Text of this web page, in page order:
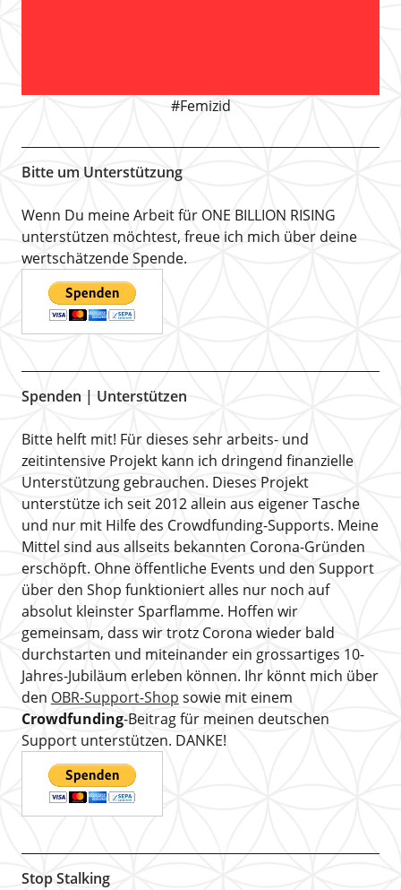
#Femizid
Bitte um Unterstützung
Wenn Du meine Arbeit für ONE BILLION RISING
unterstützen möchtest, freue ich mich über deine
wertschätzende Spende.
Spenden | Unterstützen
Bitte helft mit! Für dieses sehr arbeits- und
zeitintensive Projekt kann ich dringend finanzielle
Unterstützung gebrauchen. Dieses Projekt
unterstütze ich seit 2012 allein aus eigener Tasche
und nur mit Hilfe des Crowdfunding-Supports. Meine
Mittel sind aus allseits bekannten Corona-Gründen
erschöpft. Ohne öffentliche Events und den Support
über den Shop funktioniert alles nur noch auf
absolut kleinster Sparflamme. Hoffen wir
gemeinsam, dass wir trotz Corona wieder bald
durchstarten und miteinander ein grossartiges 10-
Jahres-Jubiläum erleben können. Ihr könnt mich über
den OBR-Support-Shop sowie mit einem
Crowdfunding-Beitrag für meinen deutschen
Support unterstützen. DANKE!
Stop Stalking